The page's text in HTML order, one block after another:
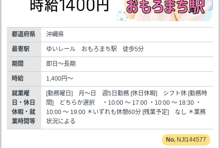
都道府県 沖縄県
最寄駅 ゆいレール おもろまち駅 徒歩5分
期間 即日～長期
時給 1,400円～
就業曜
日・休日
休暇・就
業時間等
[勤務曜日] 月～日 週5日勤務 [休日休暇] シフト休 [勤務時
間] どちらか選択 ・10:00 ～ 17:00 ・10:00 ～ 18:30 ・
10:00 ～ 19:00 ＊いずれも休憩60分 [残業予定] なし ＊業務
状況による
NJI144577